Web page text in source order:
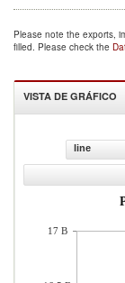
Please note the exports,
filled. Please check the
VISTA DE GRÁFICO
line
17 B